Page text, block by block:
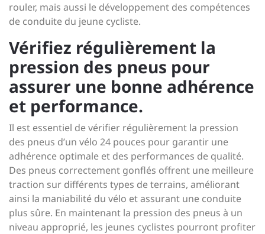
rouler, mais aussi le développement des compétences
de conduite du jeune cycliste.
Vérifiez régulièrement la
pression des pneus pour
assurer une bonne adhérence
et performance.
Il est essentiel de vérifier régulièrement la pression
des pneus d’un vélo 24 pouces pour garantir une
adhérence optimale et des performances de qualité.
Des pneus correctement gonflés offrent une meilleure
traction sur différents types de terrains, améliorant
ainsi la maniabilité du vélo et assurant une conduite
plus sûre. En maintenant la pression des pneus à un
niveau approprié, les jeunes cyclistes pourront profiter